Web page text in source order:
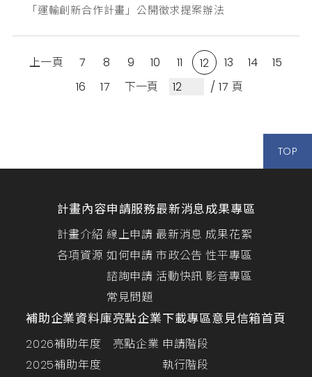
「運輸創新合作計畫」公開徵求提案辦法
上一頁 7 8 9 10 11 12 13 14
15
16
17 下一頁 / 17 頁
TOP
計畫內容
計畫介紹
各項資源
申請服務
線上申請
如何申請
諮詢申請
常見問題
最新消息
最新消息
市政公告
活動快訊
成果專區
成果花絮
性平專區
影音專區
補助企業資料庫
2026補助年度
2025補助年度
亮點企業
亮點企業
下載專區
申請階段
執行階段
意見信箱首頁